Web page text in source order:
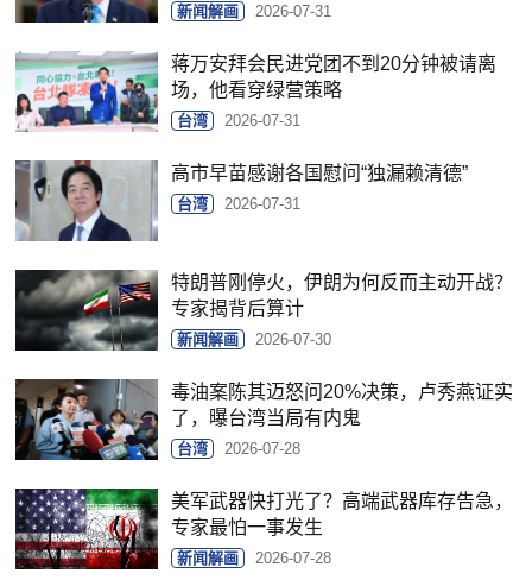
新闻解画 2026-07-31
蒋万安拜会民进党团不到20分钟被请离
场，他看穿绿营策略
台湾 2026-07-31
高市早苗感谢各国慰问“独漏赖清德”
台湾 2026-07-31
特朗普刚停火，伊朗为何反而主动开战？
专家揭背后算计
新闻解画 2026-07-30
毒油案陈其迈怒问20%决策，卢秀燕证实
了，曝台湾当局有内鬼
台湾 2026-07-28
美军武器快打光了？高端武器库存告急，
专家最怕一事发生
新闻解画 2026-07-28